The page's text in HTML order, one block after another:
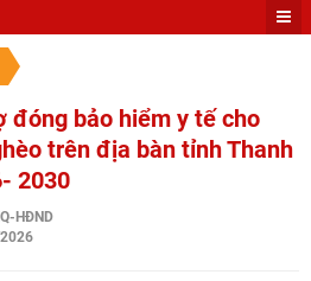
đóng bảo hiểm y tế cho
trên địa bàn tỉnh Thanh
2030
HĐND